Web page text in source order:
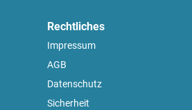
Rechtliches
Impressum
AGB
Datenschutz
Sicherheit